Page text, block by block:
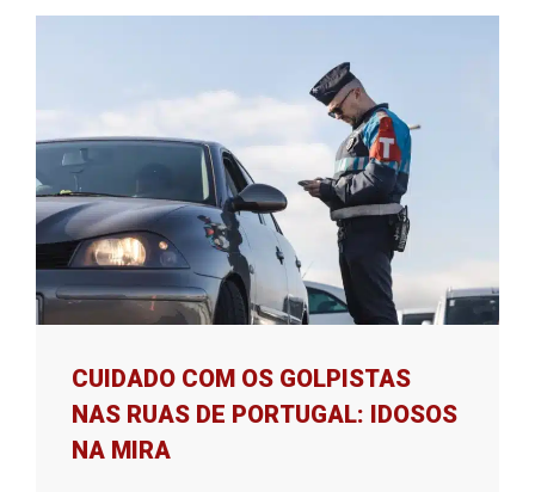
CUIDADO COM OS GOLPISTAS
NAS RUAS DE PORTUGAL: IDOSOS
NA MIRA